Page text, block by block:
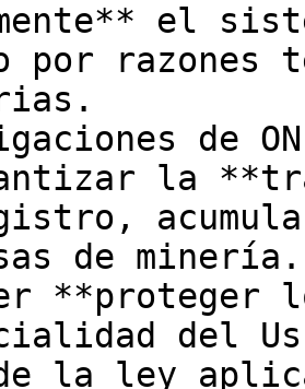
el
por razones
de
de minería.
del
la ley